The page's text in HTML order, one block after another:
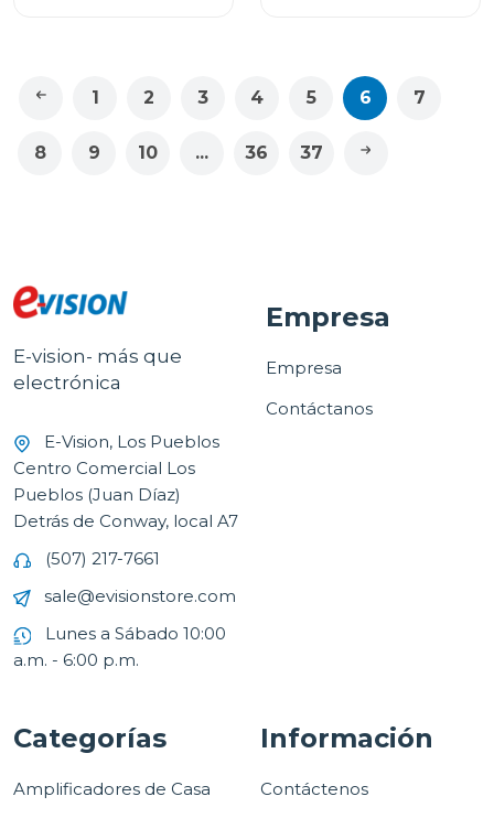
1 2 3 4 5 6 7
8 9 10 ... 36 37
E-vision- más que
electrónica
E-Vision, Los Pueblos
Centro Comercial Los
Pueblos (Juan Díaz)
Detrás de Conway, local A7
(507) 217-7661
sale@evisionstore.com
Lunes a Sábado 10:00
a.m. - 6:00 p.m.
Empresa
Empresa
Contáctanos
Categorías
Amplificadores de Casa
Información
Contáctenos